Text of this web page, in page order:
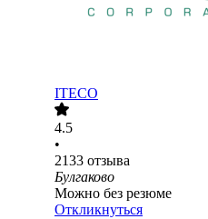
ITECO
4.5
•
2133 отзыва
Булгаково
Можно без резюме
Откликнуться